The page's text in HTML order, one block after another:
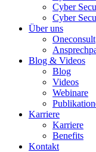
Cyber
Cyber
Über uns
Oneconsult
Blog & Videos
Blog
Videos
Webinare
Karriere
Karriere
Benefits
Kontakt